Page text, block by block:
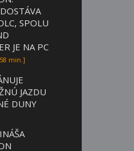
SPOLU
JE NA PC
min.]
JAZDU
DUNY